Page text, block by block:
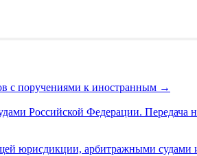
с поручениями к иностранным →
Российской Федерации. Передача
юрисдикции, арбитражными